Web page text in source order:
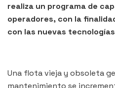
realiza un programa de
operadores, con la
con las nuevas
Una flota vieja y obsoleta
mantenimiento se